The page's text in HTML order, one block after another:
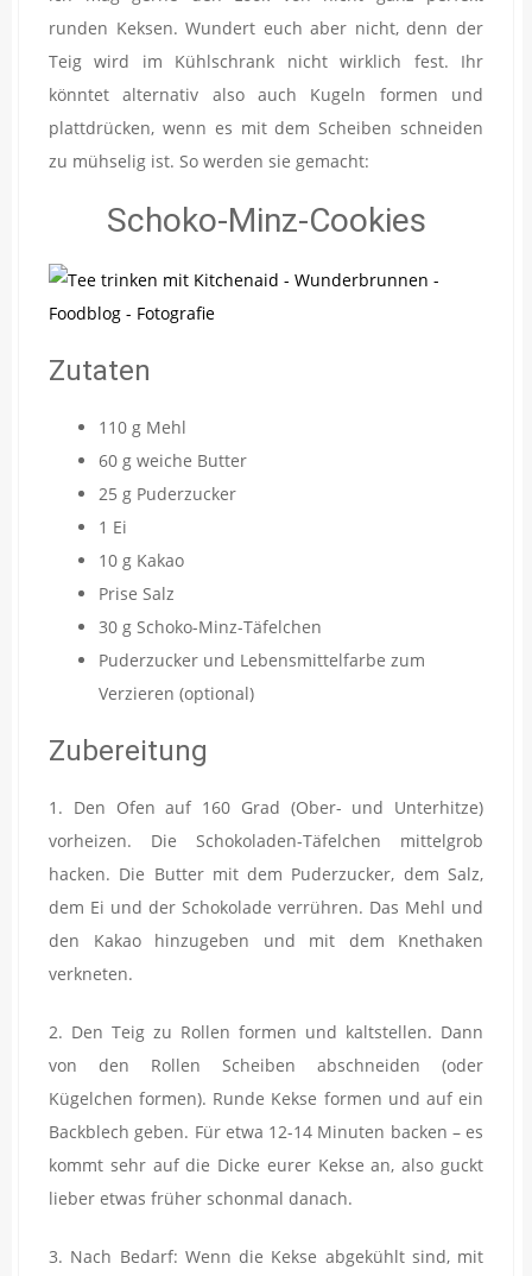
runden Keksen. Wundert euch aber nicht, denn der
Teig wird im Kühlschrank nicht wirklich fest. Ihr
könntet alternativ also auch Kugeln formen und
plattdrücken, wenn es mit dem Scheiben schneiden
zu mühselig ist. So werden sie gemacht:
Schoko-Minz-Cookies
Zutaten
110 g Mehl
60 g weiche Butter
25 g Puderzucker
1 Ei
10 g Kakao
Prise Salz
30 g Schoko-Minz-Täfelchen
Puderzucker und Lebensmittelfarbe zum
Verzieren (optional)
Zubereitung
1. Den Ofen auf 160 Grad (Ober- und Unterhitze)
vorheizen. Die Schokoladen-Täfelchen mittelgrob
hacken. Die Butter mit dem Puderzucker, dem Salz,
dem Ei und der Schokolade verrühren. Das Mehl und
den Kakao hinzugeben und mit dem Knethaken
verkneten.
2. Den Teig zu Rollen formen und kaltstellen. Dann
von den Rollen Scheiben abschneiden (oder
Kügelchen formen). Runde Kekse formen und auf ein
Backblech geben. Für etwa 12-14 Minuten backen – es
kommt sehr auf die Dicke eurer Kekse an, also guckt
lieber etwas früher schonmal danach.
3. Nach Bedarf: Wenn die Kekse abgekühlt sind, mit